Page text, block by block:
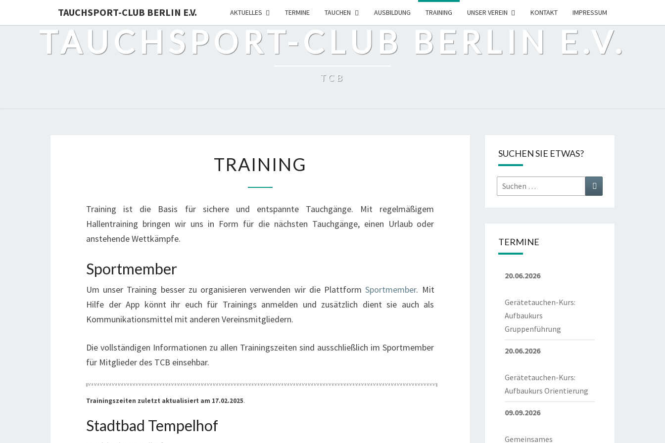
TAUCHSPORT-CLUB BERLIN E.V. AKTUELLES TERMINE TAUCHEN AUSBILDUNG TRAINING UNSER VEREIN KONTAKT IMPRESSUM
TAUCHSPORT-CLUB BERLIN E.V.
TCB
TRAINING
Training ist die Basis für sichere und entspannte Tauchgänge. Mit regelmäßigem
Hallentraining bringen wir uns in Form für die nächsten Tauchgänge, einen Urlaub oder
anstehende Wettkämpfe.
Sportmember
Um unser Training besser zu organisieren verwenden wir die PlattformSportmember. Mit
Hilfe der App könnt ihr euch für Trainings anmelden und zusätzlich dient sie auch als
Kommunikationsmittel mit anderen Vereinsmitgliedern.
Die vollständigen Informationen zu allen Trainingszeiten sind ausschließlich im Sportmember
für Mitglieder des TCB einsehbar.
Trainingszeiten zuletzt aktualisiert am 17.02.2025.
Stadtbad Tempelhof
SUCHEN SIE ETWAS?
Suchen
nach:
Suchen
TERMINE
20.06.2026
Gerätetauchen-Kurs:
Aufbaukurs
Gruppenführung
20.06.2026
Gerätetauchen-Kurs:
Aufbaukurs Orientierung
09.09.2026
Gemeinsames